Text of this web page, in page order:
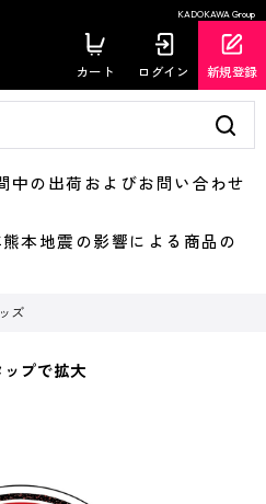
KADOKAWA Group
カート ログイン 新規登録
の出荷およびお問い合わせ
地震の影響による商品の
ズ
プで拡大